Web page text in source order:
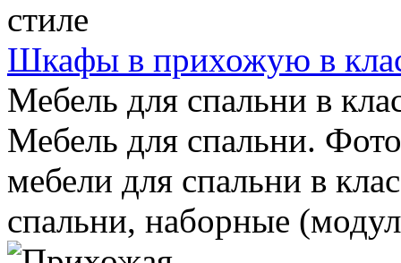
Шкафы в прихожую в
Мебель для спальни в
Мебель для спальни.
мебели для спальни в
спальни, наборные